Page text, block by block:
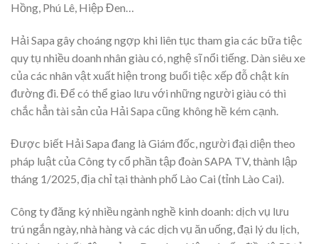
Hồng, Phú Lê, Hiệp Đen…
Hải Sapa gây choáng ngợp khi liên tục tham gia các bữa tiệc
quy tụ nhiều doanh nhân giàu có, nghệ sĩ nổi tiếng. Dàn siêu xe
của các nhân vật xuất hiện trong buổi tiệc xếp đỗ chật kín
đường đi. Để có thể giao lưu với những người giàu có thì
chắc hẳn tài sản của Hải Sapa cũng không hề kém cạnh.
Được biết Hải Sapa đang là Giám đốc, người đại diện theo
pháp luật của Công ty cổ phần tập đoàn SAPA TV, thành lập
tháng 1/2025, địa chỉ tại thành phố Lào Cai (tỉnh Lào Cai).
Công ty đăng ký nhiều ngành nghề kinh doanh: dịch vụ lưu
trú ngắn ngày, nhà hàng và các dịch vụ ăn uống, đại lý du lịch,